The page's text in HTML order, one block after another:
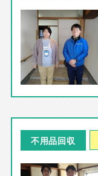
不用品回収